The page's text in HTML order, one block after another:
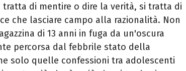
di mentire o dire la verità, si tratta di
che lasciare campo alla razionalità. Non
di 13 anni in fuga da un'oscura
percorsa dal febbrile stato della
solo quelle confessioni tra adolescenti